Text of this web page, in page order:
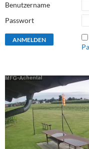
Benutzername
Passwort